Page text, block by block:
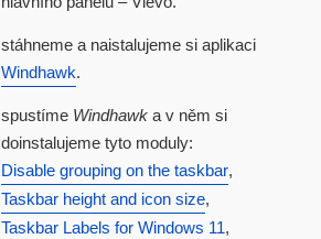
stáhneme a naistalujeme si aplikaci
Windhawk.
spustíme Windhawka v něm si
doinstalujeme tyto moduly:
Disable grouping on the taskbar,
Taskbar height and icon size,
Taskbar Labels for Windows 11,